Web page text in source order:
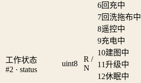
工作状态
#2 · status
uint8
R /
N
6回充中
7回洗拖布中
8遥控中
9充电中
10建图中
11升级中
12休眠中